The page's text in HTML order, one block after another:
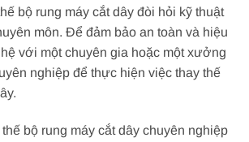
bộ rung máy cắt dây đòi hỏi kỹ thuật
môn. Để đảm bảo an toàn và hiệu
với một chuyên gia hoặc một xưởng
nghiệp để thực hiện việc thay thế
bộ rung máy cắt dây chuyên nghiệp